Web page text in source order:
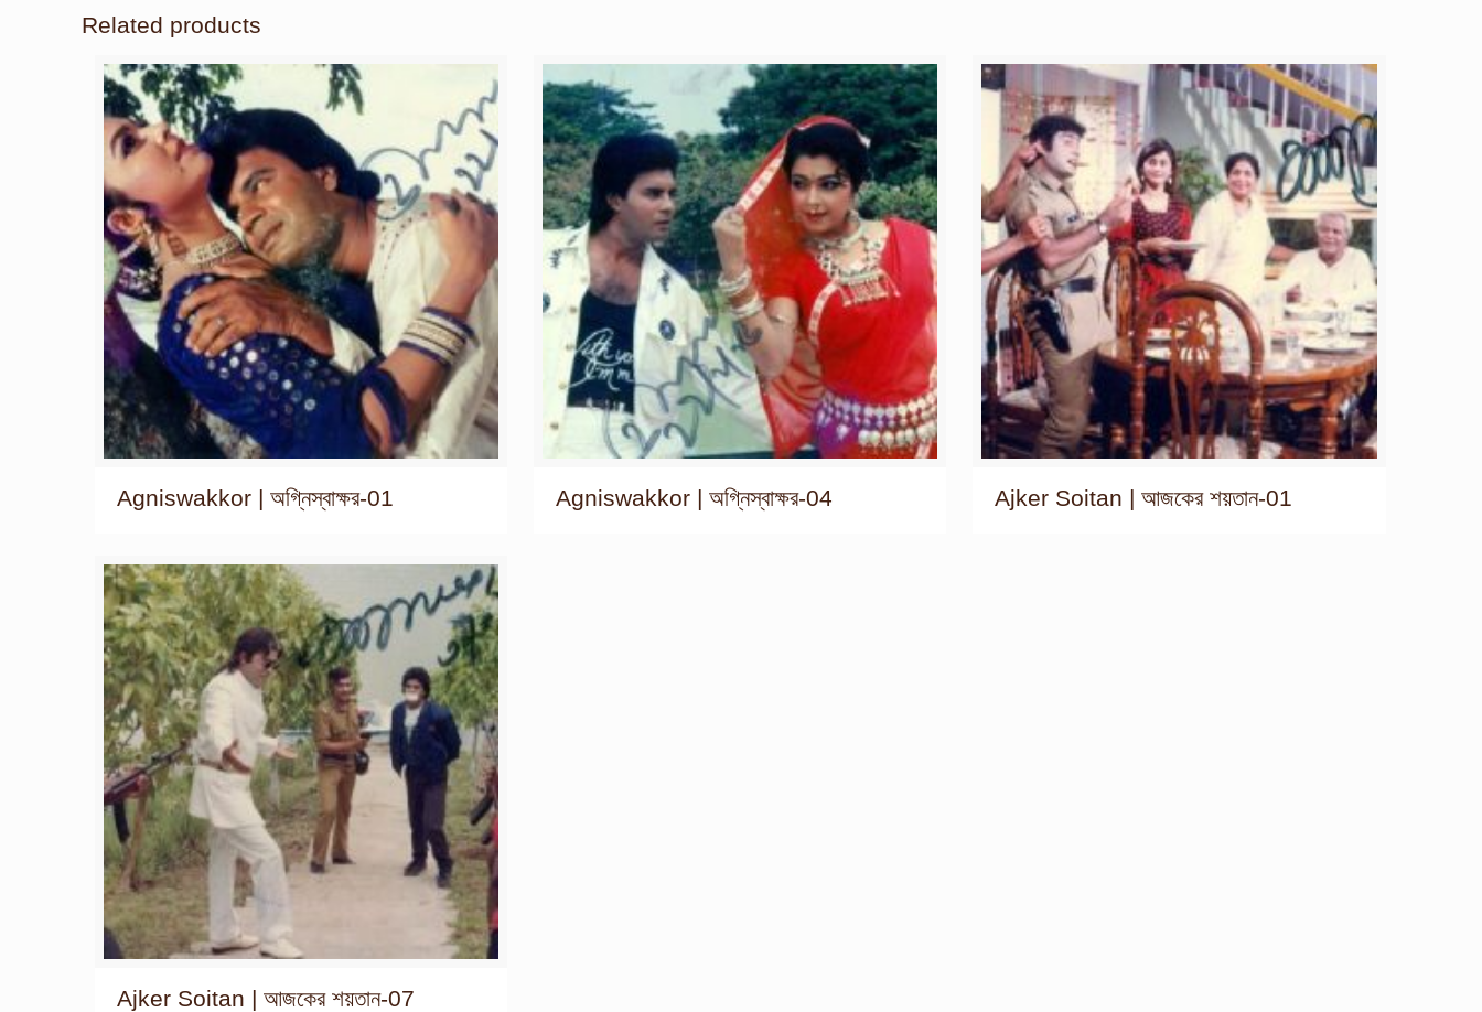
Related products
Agniswakkor | অগ্নিস্বাক্ষর-01 Agniswakkor | অগ্নিস্বাক্ষর-04 Ajker Soitan | আজকের শয়তান-01
Ajker Soitan | আজকের শয়তান-07